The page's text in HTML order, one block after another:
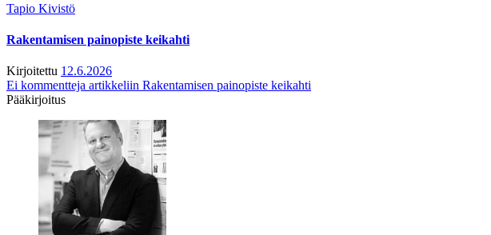
Tapio Kivistö
Rakentamisen painopiste keikahti
Kirjoitettu 12.6.2026
Ei kommentteja artikkeliin Rakentamisen painopiste keikahti
Pääkirjoitus